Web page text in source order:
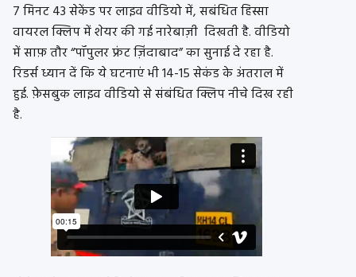
7 मिनट 43 सेकेंड पर लाइव वीडियो में, सबंधित हिस्सा
वायरल क्लिप में शेयर की गई नारेबाज़ी दिखती है. वीडियो
में साफ़ तौर “पॉपुलर फ्रंट ज़िंदाबाद” का सुनाई दे रहा है.
रिडर्स ध्यान दें कि ये घटनाएं भी 14-15 सेकंड के अंतराल में
हुई. फ़ेसबुक लाइव वीडियो से संबंधित क्लिप नीचे दिख रही
है.